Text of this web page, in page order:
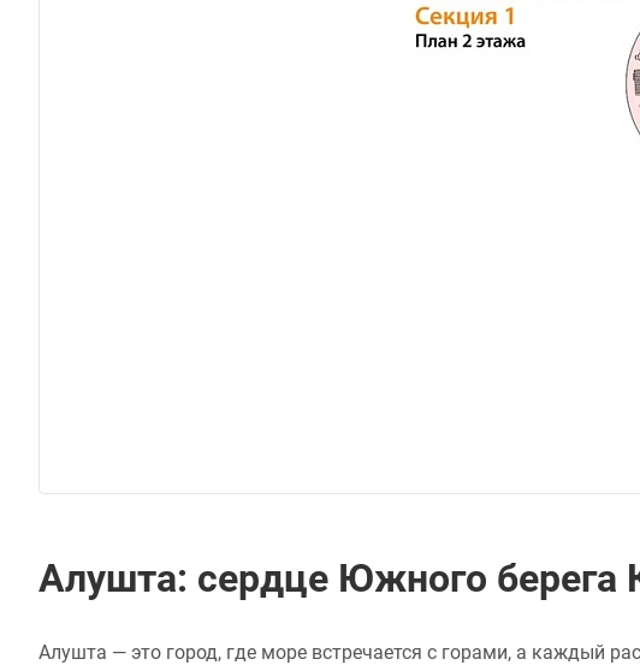
Алушта: сердце Южного берега
Алушта — это город, где море встречается с горами, а каждый